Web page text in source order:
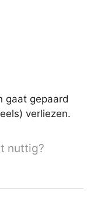
gaat gepaard
verliezen.
nuttig?